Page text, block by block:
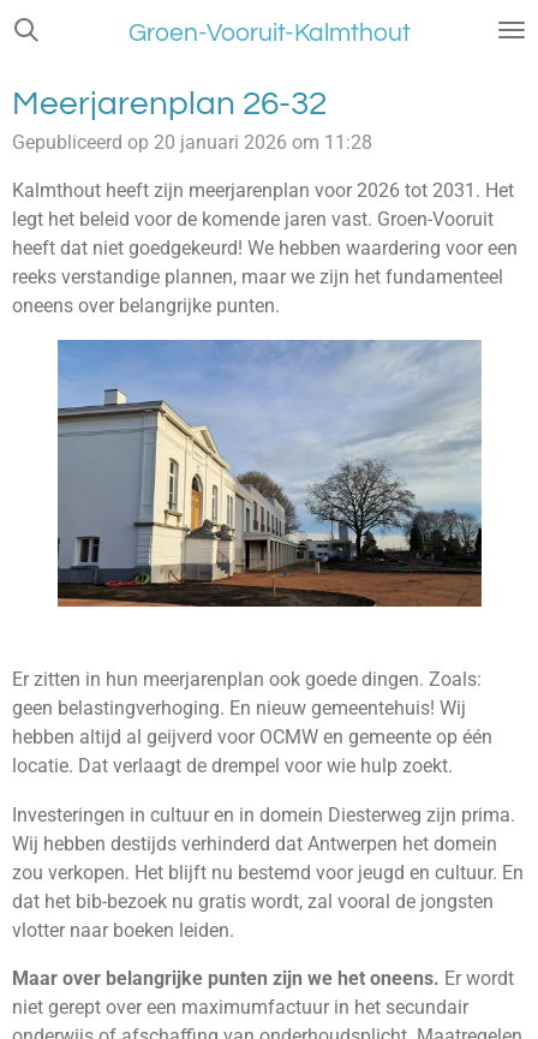
Ga
de
hoofdinhoud
Groen-Vooruit-Kalmthout
Meerjarenplan 26-32
Gepubliceerd op 20 januari 2026 om 11:28
Kalmthout heeft zijn meerjarenplan voor 2026 tot 2031. Het
legt het beleid voor de komende jaren vast. Groen-Vooruit
heeft dat niet goedgekeurd! We hebben waardering voor een
reeks verstandige plannen, maar we zijn het fundamenteel
oneens over belangrijke punten.
Er zitten in hun meerjarenplan ook goede dingen. Zoals:
geen belastingverhoging. En nieuw gemeentehuis! Wij
hebben altijd al geijverd voor OCMW en gemeente op één
locatie. Dat verlaagt de drempel voor wie hulp zoekt.
Investeringen in cultuur en in domein Diesterweg zijn prima.
Wij hebben destijds verhinderd dat Antwerpen het domein
zou verkopen. Het blijft nu bestemd voor jeugd en cultuur. En
dat het bib-bezoek nu gratis wordt, zal vooral de jongsten
vlotter naar boeken leiden.
Maar over belangrijke punten zijn we het oneens. Er wordt
niet ge­rept over een maximumfactuur in het secundair